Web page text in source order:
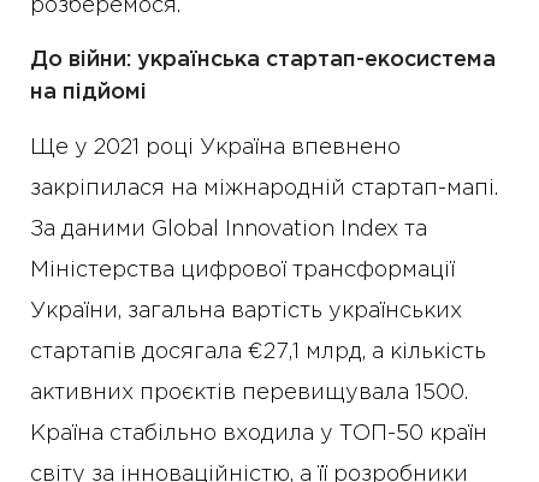
розберемося.
До війни: українська стартап-екосистема
на підйомі
Ще у 2021 році Україна впевнено
закріпилася на міжнародній стартап-мапі.
За даними Global Innovation Index та
Міністерства цифрової трансформації
України, загальна вартість українських
стартапів досягала €27,1 млрд, а кількість
активних проєктів перевищувала 1500.
Країна стабільно входила у ТОП-50 країн
світу за інноваційністю, а її розробники